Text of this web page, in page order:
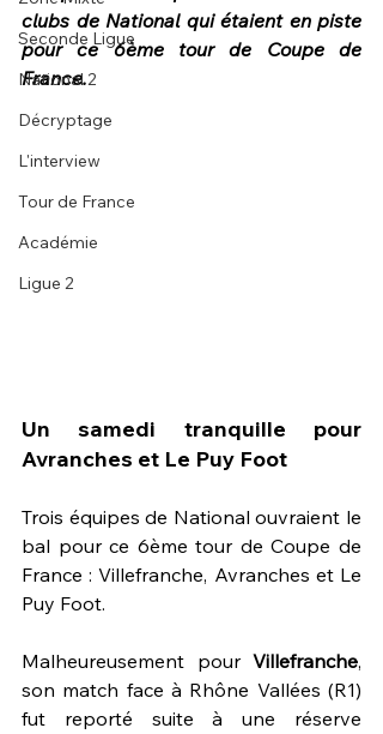
Seconde Ligue
National 2
Décryptage
L'interview
Tour de France
Académie
Ligue 2
clubs de National qui étaient en piste
pour ce 6ème tour de Coupe de
France.
Un samedi tranquille pour
Avranches et Le Puy Foot
Trois équipes de National ouvraient le
bal pour ce 6ème tour de Coupe de
France : Villefranche, Avranches et Le
Puy Foot.
Malheureusement pour Villefranche,
son match face à Rhône Vallées (R1)
fut reporté suite à une réserve